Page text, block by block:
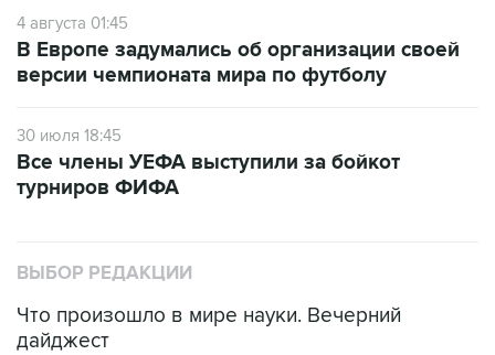
4 августа 01:45
В Европе задумались об организации своей
версии чемпионата мира по футболу
30 июля 18:45
Все члены УЕФА выступили за бойкот
турниров ФИФА
ВЫБОР РЕДАКЦИИ
Что произошло в мире науки. Вечерний
дайджест